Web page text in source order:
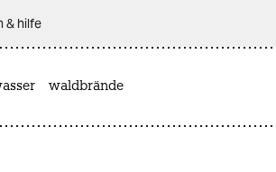
& hilfe
waldbrände